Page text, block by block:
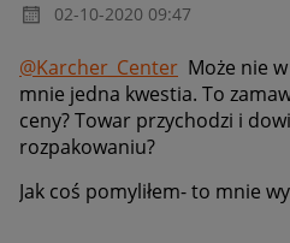
‎02-10-2020 09:47
@Karcher_Center Może nie
mnie jedna kwestia. To
ceny? Towar przychodzi i
rozpakowaniu?
Jak coś pomyliłem- to mnie